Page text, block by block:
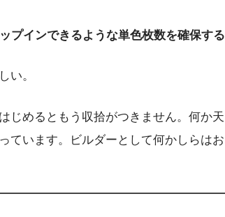
プインできるような単色枚数を確保する
い。
じめるともう収拾がつきません。何か天
ています。ビルダーとして何かしらはお